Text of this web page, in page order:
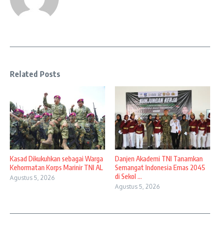
Related Posts
Kasad Dikukuhkan sebagai Warga
Kehormatan Korps Marinir TNI AL
Agustus 5, 2026
Danjen Akademi TNI Tanamkan
Semangat Indonesia Emas 2045
di Sekol ...
Agustus 5, 2026